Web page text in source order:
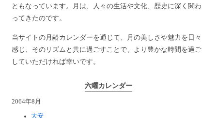
ともなっています。月は、人々の生活や文化、歴史に深く関わ
ってきたのです。
当サイトの月齢カレンダーを通じて、月の美しさや魅力を日々
感じ、そのリズムと共に過ごすことで、より豊かな時間を過ご
していただければ幸いです。
六曜カレンダー
2064年8月
大安